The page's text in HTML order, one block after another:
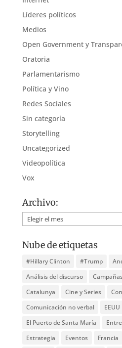
Líderes políticos
Medios
Open Government y
Oratoria
Parlamentarismo
Política y Vino
Redes Sociales
Sin categoría
Storytelling
Uncategorized
Videopolítica
Vox
Archivo:
Archivo:
Nube de etiquetas
#Hillary Clinton #Trump
Análisis del discurso
Catalunya
Cine y Series
Comunicación no verbal
EEUU
El Puerto de Santa María
Estrategia
Eventos Francia